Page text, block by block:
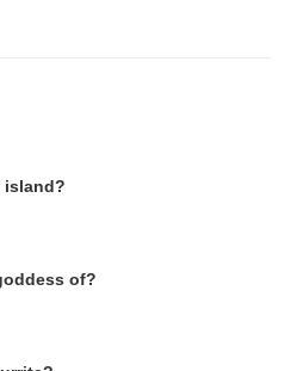
island?
of?